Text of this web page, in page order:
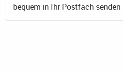
bequem in Ihr Postfach senden